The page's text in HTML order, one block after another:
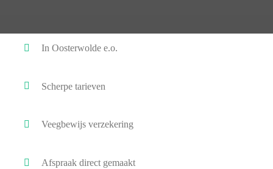
In Oosterwolde e.o.
Scherpe tarieven
Veegbewijs verzekering
Afspraak direct gemaakt